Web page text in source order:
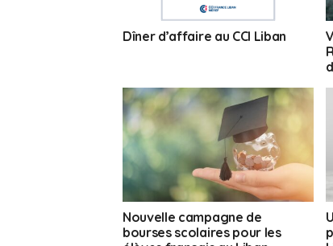
Dîner d’affaire au CCI Liban
Nouvelle campagne de
bourses scolaires pour les